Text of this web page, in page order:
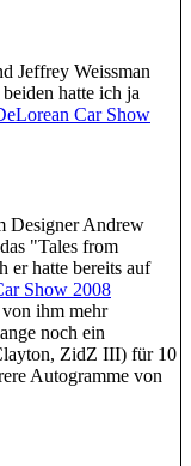
Jeffrey Weissman
hatte ich ja
Car Show
Designer Andrew
"Tales from
er hatte bereits auf
Show 2008
ihm mehr
noch ein
ZidZ III) für 10
Autogramme von